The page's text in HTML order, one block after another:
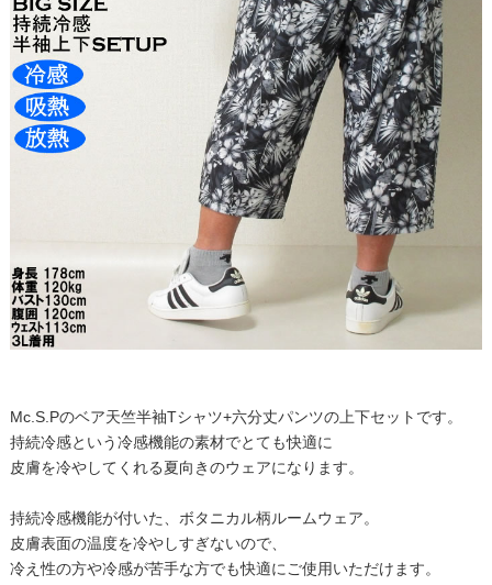
Mc.S.Pのベア天竺半袖Tシャツ+六分丈パンツの上下セットです。
持続冷感という冷感機能の素材でとても快適に
皮膚を冷やしてくれる夏向きのウェアになります。
持続冷感機能が付いた、ボタニカル柄ルームウェア。
皮膚表面の温度を冷やしすぎないので、
冷え性の方や冷感が苦手な方でも快適にご使用いただけます。